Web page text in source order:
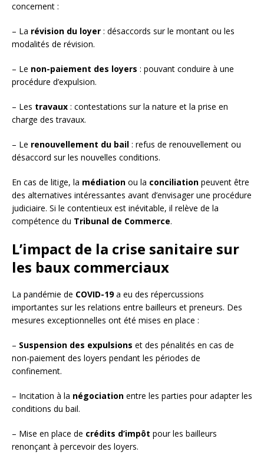
concernent :
– La révision du loyer : désaccords sur le montant ou les
modalités de révision.
– Le non-paiement des loyers : pouvant conduire à une
procédure d’expulsion.
– Les travaux : contestations sur la nature et la prise en
charge des travaux.
– Le renouvellement du bail : refus de renouvellement ou
désaccord sur les nouvelles conditions.
En cas de litige, la médiation ou la conciliation peuvent être
des alternatives intéressantes avant d’envisager une procédure
judiciaire. Si le contentieux est inévitable, il relève de la
compétence du Tribunal de Commerce.
L’impact de la crise sanitaire sur
les baux commerciaux
La pandémie de COVID-19a eu des répercussions
importantes sur les relations entre bailleurs et preneurs. Des
mesures exceptionnelles ont été mises en place :
– Suspension des expulsions et des pénalités en cas de
non-paiement des loyers pendant les périodes de
confinement.
– Incitation à la négociation entre les parties pour adapter les
conditions du bail.
– Mise en place de crédits d’impôt pour les bailleurs
renonçant à percevoir des loyers.